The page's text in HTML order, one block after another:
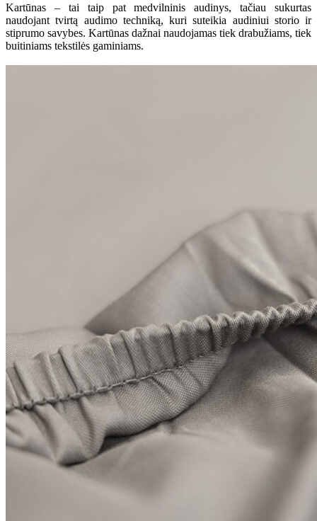
Kartūnas – tai taip pat medvilninis audinys, tačiau sukurtas
naudojant tvirtą audimo techniką, kuri suteikia audiniui storio ir
stiprumo savybes. Kartūnas dažnai naudojamas tiek drabužiams, tiek
buitiniams tekstilės gaminiams.